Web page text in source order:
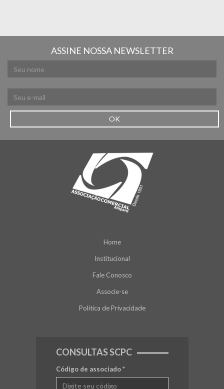
ASSINE NOSSA NEWSLETTER
OK
Home
Institucional
Fale Conosco
Associe-se
Política de Privacidade
CONSULTAS SCPC
Código de associado*